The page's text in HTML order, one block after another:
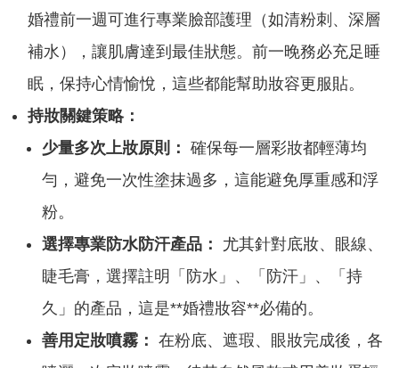
婚禮前一週可進行專業臉部護理（如清粉刺、深層
補水），讓肌膚達到最佳狀態。前一晚務必充足睡
眠，保持心情愉悅，這些都能幫助妝容更服貼。
持妝關鍵策略：
少量多次上妝原則： 確保每一層彩妝都輕薄均
勻，避免一次性塗抹過多，這能避免厚重感和浮
粉。
選擇專業防水防汗產品：
尤其針對底妝、眼線、
睫毛膏，選擇註明「防水」、「防汗」、「持
久」的產品，這是**婚禮妝容**必備的。
善用定妝噴霧： 在粉底、遮瑕、眼妝完成後，各